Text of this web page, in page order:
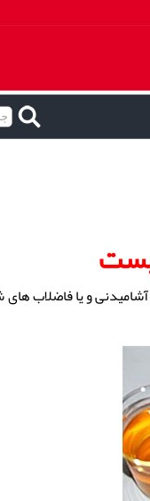
و یا فاضلاب